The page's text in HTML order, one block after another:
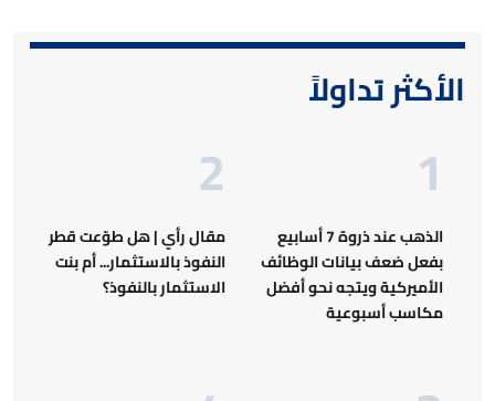
الأكثر تداولاً
الذهب عند ذروة 7 أسابيع
بفعل ضعف بيانات الوظائف
الأميركية ويتجه نحو أفضل
مكاسب أسبوعية
مقال رأي | هل طوّعت قطر
النفوذ بالاستثمار... أم بنت
الاستثمار بالنفوذ؟